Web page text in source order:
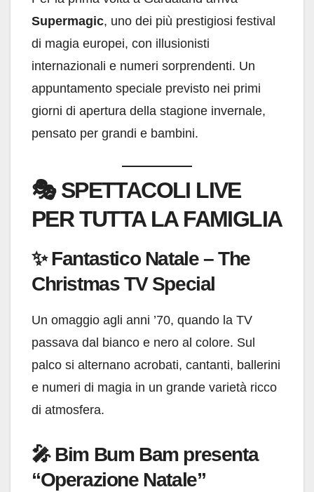
Supermagic, uno dei più prestigiosi festival
di magia europei, con illusionisti
internazionali e numeri sorprendenti. Un
appuntamento speciale previsto nei primi
giorni di apertura della stagione invernale,
pensato per grandi e bambini.
🎭SPETTACOLI LIVE
PER TUTTA LA FAMIGLIA
✨ Fantastico Natale – The
Christmas TV Special
Un omaggio agli anni ’70, quando la TV
passava dal bianco e nero al colore. Sul
palco si alternano acrobati, cantanti, ballerini
e numeri di magia in un grande varietà ricco
di atmosfera.
🎤 Bim Bum Bam presenta
“Operazione Natale”